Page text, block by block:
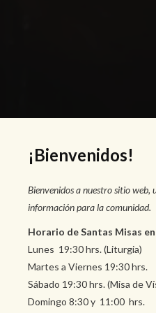
¡Bienvenidos!
Bienvenidos a nuestro sitio web,
información para la comunidad.
Horario de Santas Misas
Lunes 19:30 hrs. (Liturgia)
Martes a Viernes 19:30 hrs.
Sábado 19:30 hrs. (Misa de
Domingo 8:30 y 11:00 hrs.